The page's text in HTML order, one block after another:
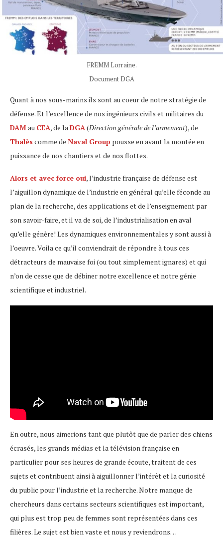
FREMM Lorraine.
Document DGA
Quant à nos sous-marins ils sont au coeur de notre stratégie de
défense. Et l’excellence de nos ingénieurs civils et militaires du
DAMau CEA, de laDGA(Direction générale de l’armement), de
Thalès comme de Naval Group pousse en avant la montée en
puissance de nos chantiers et de nos flottes.
Alors et avec force oui, l’industrie française de défense est
l’aiguillon dynamique de l’industrie en général qu’elle féconde au
plan de la recherche, des applications et de l’enseignement par
son savoir-faire, et il va de soi, de l’industrialisation en aval
qu’elle génère! Les dynamiques environnementales y sont aussi à
l’oeuvre. Voila ce qu’il conviendrait de répondre à tous ces
détracteurs de mauvaise foi (ou tout simplement ignares) et qui
n’on de cesse que de débiner notre excellence et notre génie
scientifique et industriel.
En outre, nous aimerions tant que plutôt que de parler des chiens
écrasés, les grands médias et la télévision française en
particulier pour ses heures de grande écoute, traitent de ces
sujets et contribuent ainsi à aiguillonner l’intérêt et la curiosité
du public pour l’industrie et la recherche. Notre manque de
chercheurs dans certains secteurs scientifiques est important,
qui plus est trop peu de femmes sont représentées dans ces
filières. Le sujet est bien vaste et nous y reviendrons…